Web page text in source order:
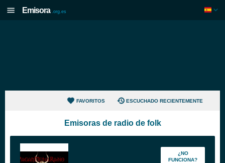
Emisora .org.es
FAVORITOS ESCUCHADO RECIENTEMENTE
Emisoras de radio de folk
¿NO
FUNCIONA?